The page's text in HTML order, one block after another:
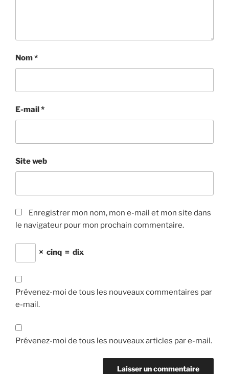
Nom*
E-mail*
Site web
Enregistrer mon nom, mon e-mail et mon site dans
le navigateur pour mon prochain commentaire.
× cinq = dix
Prévenez-moi de tous les nouveaux commentaires par
e-mail.
Prévenez-moi de tous les nouveaux articles par e-mail.